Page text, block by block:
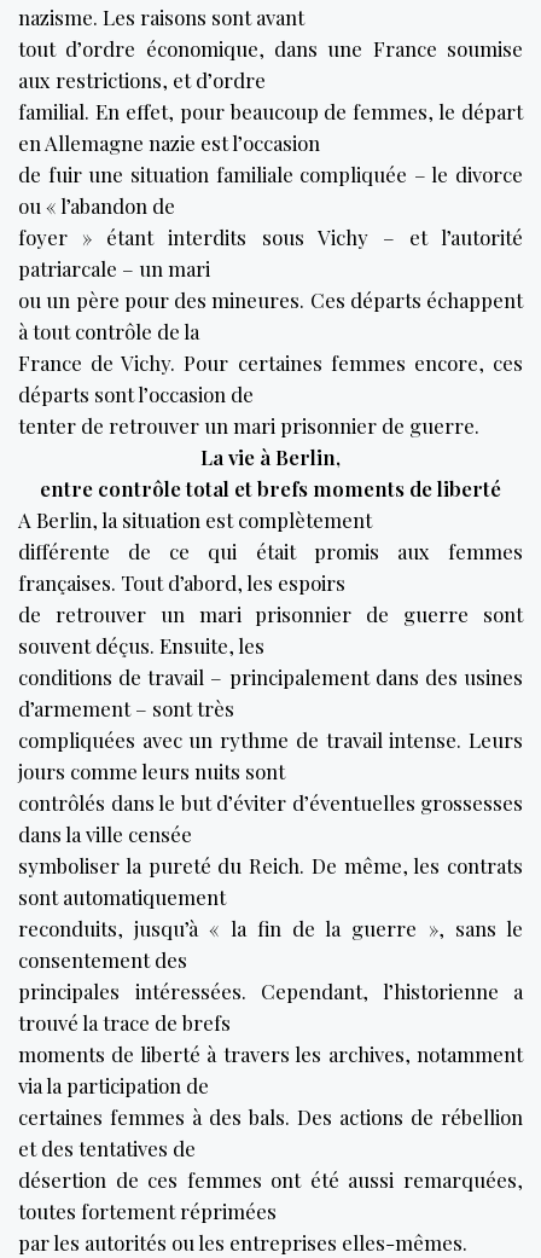
nazisme. Les raisons sont avant
tout d’ordre économique, dans une France soumise
aux restrictions, et d’ordre
familial. En effet, pour beaucoup de femmes, le départ
en Allemagne nazie est l’occasion
de fuir une situation familiale compliquée – le divorce
ou « l’abandon de
foyer » étant interdits sous Vichy – et l’autorité
patriarcale – un mari
ou un père pour des mineures. Ces départs échappent
à tout contrôle de la
France de Vichy. Pour certaines femmes encore, ces
départs sont l’occasion de
tenter de retrouver un mari prisonnier de guerre.
La vie à Berlin,
entre contrôle total et brefs moments de liberté
A Berlin, la situation est complètement
différente de ce qui était promis aux femmes
françaises. Tout d’abord, les espoirs
de retrouver un mari prisonnier de guerre sont
souvent déçus. Ensuite, les
conditions de travail – principalement dans des usines
d’armement – sont très
compliquées avec un rythme de travail intense. Leurs
jours comme leurs nuits sont
contrôlés dans le but d’éviter d’éventuelles grossesses
dans la ville censée
symboliser la pureté du Reich. De même, les contrats
sont automatiquement
reconduits, jusqu’à « la fin de la guerre », sans le
consentement des
principales intéressées. Cependant, l’historienne a
trouvé la trace de brefs
moments de liberté à travers les archives, notamment
via la participation de
certaines femmes à des bals. Des actions de rébellion
et des tentatives de
désertion de ces femmes ont été aussi remarquées,
toutes fortement réprimées
par les autorités ou les entreprises elles-mêmes.